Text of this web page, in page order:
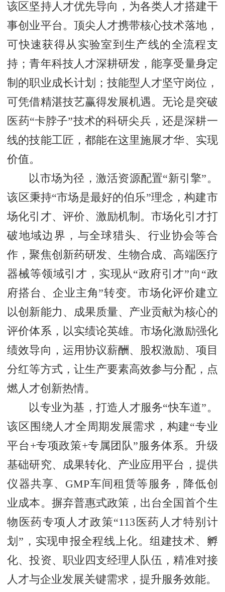
该区坚持人才优先导向，为各类人才搭建干
事创业平台。顶尖人才携带核心技术落地，
可快速获得从实验室到生产线的全流程支
持；青年科技人才深耕研发，能享受量身定
制的职业成长计划；技能型人才坚守岗位，
可凭借精湛技艺赢得发展机遇。无论是突破
医药“卡脖子”技术的科研尖兵，还是深耕一
线的技能工匠，都能在这里施展才华、实现
价值。
以市场为径，激活资源配置“新引擎”。
该区秉持“市场是最好的伯乐”理念，构建市
场化引才、评价、激励机制。市场化引才打
破地域边界，与全球猎头、行业协会等合
作，聚焦创新药研发、生物合成、高端医疗
器械等领域引才，实现从“政府引才”向“政
府搭台、企业主角”转变。市场化评价建立
以创新能力、成果质量、产业贡献为核心的
评价体系，以实绩论英雄。市场化激励强化
绩效导向，运用协议薪酬、股权激励、项目
分红等方式，让生产要素高效参与分配，点
燃人才创新热情。
以专业为基，打造人才服务“快车道”。
该区围绕人才全周期发展需求，构建“专业
平台+专项政策+专属团队”服务体系。升级
基础研究、成果转化、产业应用平台，提供
仪器共享、GMP车间租赁等服务，降低创
业成本。摒弃普惠式政策，出台全国首个生
物医药专项人才政策“113医药人才特别计
划”，实现申报全程线上化。组建技术、孵
化、投资、职业四支经理人队伍，精准对接
人才与企业发展关键需求，提升服务效能。